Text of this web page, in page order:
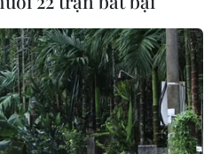
mới COVID-19 và
bệnh